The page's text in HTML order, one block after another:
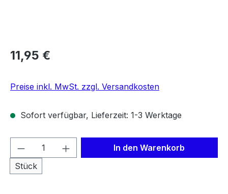
Regulärer Preis:
11,95 €
Preise inkl. MwSt. zzgl. Versandkosten
Sofort verfügbar, Lieferzeit: 1-3 Werktage
Produkt Anzahl: Gib den
Stück
In den Warenkorb